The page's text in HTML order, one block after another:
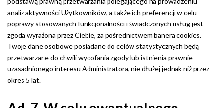
analiz aktywności Użytkowników, a także ich preferencji w celu
poprawy stosowanych funkcjonalności i świadczonych usług jest
zgoda wyrażona przez Ciebie, za pośrednictwem banera cookies.
Twoje dane osobowe posiadane do celów statystycznych będą
przetwarzane do chwili wycofania zgody lub istnienia prawnie
uzasadnionego interesu Administratora, nie dłużej jednak niż przez
okres 5 lat.